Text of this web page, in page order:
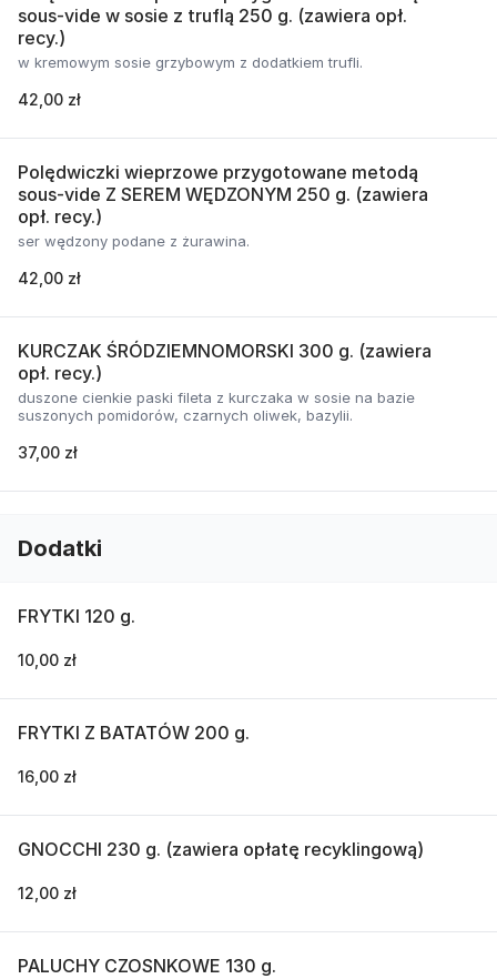
sous-vide w sosie z truflą 250 g. (zawiera opł.
recy.)
w kremowym sosie grzybowym z dodatkiem trufli.
42,00 zł
Polędwiczki wieprzowe przygotowane metodą
sous-vide Z SEREM WĘDZONYM 250 g. (zawiera
opł. recy.)
ser wędzony podane z żurawina.
42,00 zł
KURCZAK ŚRÓDZIEMNOMORSKI 300 g. (zawiera
opł. recy.)
duszone cienkie paski fileta z kurczaka w sosie na bazie
suszonych pomidorów, czarnych oliwek, bazylii.
37,00 zł
Dodatki
FRYTKI 120 g.
10,00 zł
FRYTKI Z BATATÓW 200 g.
16,00 zł
GNOCCHI 230 g. (zawiera opłatę recyklingową)
12,00 zł
PALUCHY CZOSNKOWE 130 g.